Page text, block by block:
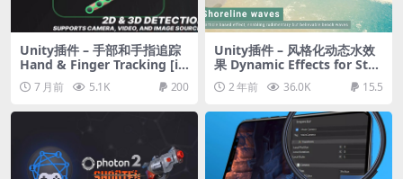
Unity插件 – 手部和手指追踪
Hand & Finger Tracking [iO
S] 7 月前 5.1K 200
Unity插件 – 风格化动态水效
果 Dynamic Effects for Styli
zed Water 2 (Extension)
2 年前 36.0K 15.5